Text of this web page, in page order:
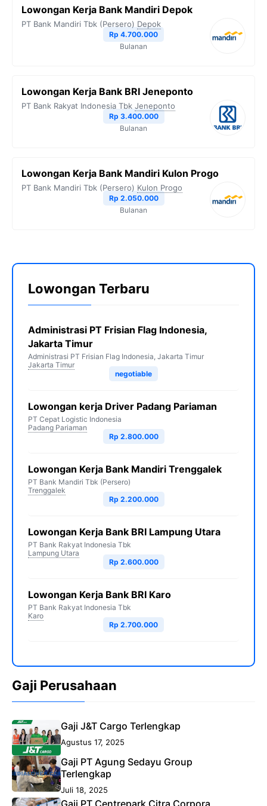
Lowongan Kerja Bank Mandiri Depok
PT Bank Mandiri Tbk (Persero) Depok
Rp 4.700.000
Bulanan
Lowongan Kerja Bank BRI Jeneponto
PT Bank Rakyat Indonesia Tbk Jeneponto
Rp 3.400.000
Bulanan
Lowongan Kerja Bank Mandiri Kulon Progo
PT Bank Mandiri Tbk (Persero) Kulon Progo
Rp 2.050.000
Bulanan
Lowongan Terbaru
Administrasi PT Frisian Flag Indonesia,
Jakarta Timur
Administrasi PT Frisian Flag Indonesia, Jakarta Timur
Jakarta Timur
negotiable
Lowongan kerja Driver Padang Pariaman
PT Cepat Logistic Indonesia
Padang Pariaman
Rp 2.800.000
Lowongan Kerja Bank Mandiri Trenggalek
PT Bank Mandiri Tbk (Persero)
Trenggalek
Rp 2.200.000
Lowongan Kerja Bank BRI Lampung Utara
PT Bank Rakyat Indonesia Tbk
Lampung Utara
Rp 2.600.000
Lowongan Kerja Bank BRI Karo
PT Bank Rakyat Indonesia Tbk
Karo
Rp 2.700.000
Gaji Perusahaan
Gaji J&T Cargo Terlengkap
Agustus 17, 2025
Gaji PT Agung Sedayu Group
Terlengkap
Juli 18, 2025
Gaji PT Centrepark Citra Corpora